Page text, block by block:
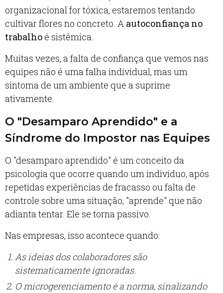
organizacional for tóxica, estaremos tentando
cultivar flores no concreto. A autoconfiança no
trabalhoé sistêmica.
Muitas vezes, a falta de confiança que vemos nas
equipes não é uma falha individual, mas um
sintoma de um ambiente que a suprime
ativamente.
O "Desamparo Aprendido" e a
Síndrome do Impostor nas Equipes
O "desamparo aprendido" é um conceito da
psicologia que ocorre quando um indivíduo, após
repetidas experiências de fracasso ou falta de
controle sobre uma situação, "aprende" que não
adianta tentar. Ele se torna passivo.
Nas empresas, isso acontece quando:
As ideias dos colaboradores são
sistematicamente ignoradas.
O microgerenciamento é a norma, sinalizando